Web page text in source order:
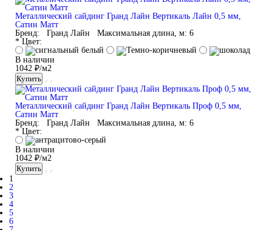
Металлический сайдинг Гранд Лайн Вертикаль Лайн 0,5 мм,
Сатин Матт
Бренд:
Гранд Лайн Максимальная длина, м: 6
* Цвет:
В наличии
1042 ₽/м2
Купить
Металлический сайдинг Гранд Лайн Вертикаль Проф 0,5 мм,
Сатин Матт
Бренд:
Гранд Лайн Максимальная длина, м: 6
* Цвет:
В наличии
1042 ₽/м2
Купить
1
2
3
4
5
6